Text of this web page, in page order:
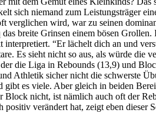
sich niemand zum Leistungsträger
verglichen wird, war zu seinen
breite Grinsen einem bösen
“Er lächelt dich an und
Es sieht nicht so aus, als würde die
die Liga in Rebounds (13,9) und
Athletik sicher nicht die schwerste
es viele. Aber gleich in beiden
Block nicht, ist nämlich auch oft der
verändert hat, zeigt eben dieser